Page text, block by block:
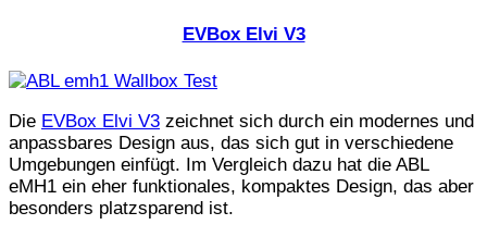
EVBox Elvi V3
Die EVBox Elvi V3 zeichnet sich durch ein modernes und
anpassbares Design aus, das sich gut in verschiedene
Umgebungen einfügt. Im Vergleich dazu hat die ABL
eMH1 ein eher funktionales, kompaktes Design, das aber
besonders platzsparend ist.